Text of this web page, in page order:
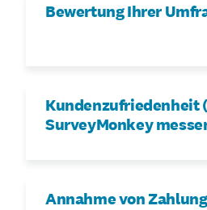
Bewertung Ihrer
Kundenzufriedenheit
SurveyMonkey
Annahme von